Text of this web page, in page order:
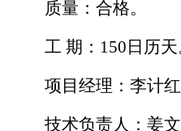
质量：合格。
工 期：150日历天
项目经理：李计红
技术负责人：姜